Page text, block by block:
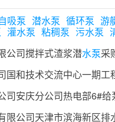
吸泵 潜水泵 循环泵 游
灌水泵 粘稠泵 污水泵
公司搅拌式渣浆潜水泵采